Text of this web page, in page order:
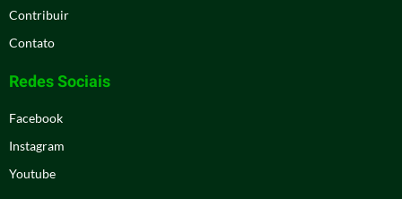
Contribuir
Contato
Redes Sociais
Facebook
Instagram
Youtube